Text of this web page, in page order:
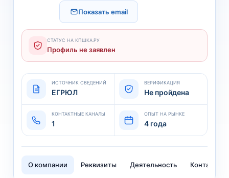
Показать email
СТАТУС НА КПШКА.РУ
Профиль не заявлен
ИСТОЧНИК СВЕДЕНИЙ
ЕГРЮЛ
ВЕРИФИКАЦИЯ
Не пройдена
КОНТАКТНЫЕ КАНАЛЫ
1
ОПЫТ НА РЫНКЕ
4 года
О компании Реквизиты Деятельность Контакты